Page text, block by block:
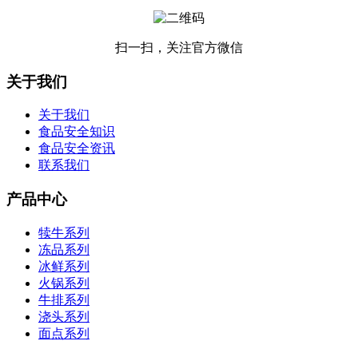
扫一扫，关注官方微信
关于我们
关于我们
食品安全知识
食品安全资讯
联系我们
产品中心
犊牛系列
冻品系列
冰鲜系列
火锅系列
牛排系列
浇头系列
面点系列